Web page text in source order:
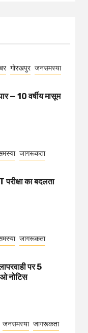
गोरखपुर जनसमस्या
— 10 वर्षीय मासूम
जागरूकता
का बदलता
जागरूकता
पर 5
नोटिस
जनसमस्या जागरूकता